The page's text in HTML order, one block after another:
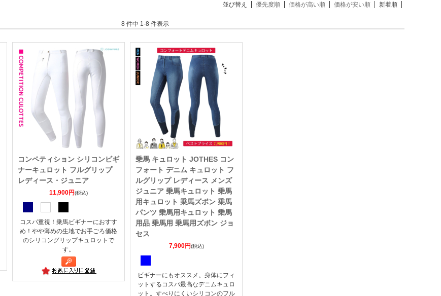
並び替え 優先度順 価格が高い順 価格が安い順 新着順
8 件中 1-8 件表示
コンペティション シリコンビギ
ナーキュロット フルグリップ
レディース・ジュニア
11,900円(税込)
コスパ重視！乗馬ビギナーにおすす
め！やや薄めの生地でお手ごろ価格
のシリコングリップキュロットで
す。
乗馬 キュロット JOTHES コン
フォート デニム キュロット フ
ルグリップ レディース メンズ
ジュニア 乗馬キュロット 乗馬
用キュロット 乗馬ズボン 乗馬
パンツ 乗馬用キュロット 乗馬
用品 乗馬用 乗馬用ズボン ジョ
セス
7,900円(税込)
ビギナーにもオススメ。身体にフィ
ットするコスパ最高なデニムキュロ
ット。すべりにくいシリコンのフル